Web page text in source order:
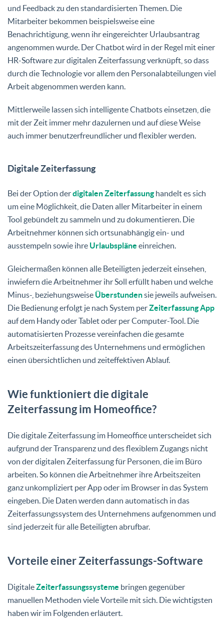
und Feedback zu den standardisierten Themen. Die
Mitarbeiter bekommen beispielsweise eine
Benachrichtigung, wenn ihr eingereichter Urlaubsantrag
angenommen wurde. Der Chatbot wird in der Regel mit einer
HR-Software zur digitalen Zeiterfassung verknüpft, so dass
durch die Technologie vor allem den Personalabteilungen viel
Arbeit abgenommen werden kann.
Mittlerweile lassen sich intelligente Chatbots einsetzen, die
mit der Zeit immer mehr dazulernen und auf diese Weise
auch immer benutzerfreundlicher und flexibler werden.
Digitale Zeiterfassung
Bei der Option derdigitalen Zeiterfassunghandelt es sich
um eine Möglichkeit, die Daten aller Mitarbeiter in einem
Tool gebündelt zu sammeln und zu dokumentieren. Die
Arbeitnehmer können sich ortsunabhängig ein- und
ausstempeln sowie ihre Urlaubspläne einreichen.
Gleichermaßen können alle Beteiligten jederzeit einsehen,
inwiefern die Arbeitnehmer ihr Soll erfüllt haben und welche
Minus-, beziehungsweise Überstundensie jeweils aufweisen.
Die Bedienung erfolgt je nach System perZeiterfassung App
auf dem Handy oder Tablet oder per Computer-Tool. Die
automatisierten Prozesse vereinfachen die gesamte
Arbeitszeiterfassung des Unternehmens und ermöglichen
einen übersichtlichen und zeiteffektiven Ablauf.
Wie funktioniert die digitale
Zeiterfassung im Homeoffice?
Die digitale Zeiterfassung im Homeoffice unterscheidet sich
aufgrund der Transparenz und des flexiblem Zugangs nicht
von der digitalen Zeiterfassung für Personen, die im Büro
arbeiten. So können die Arbeitnehmer ihre Arbeitszeiten
ganz unkompliziert per App oder im Browser in das System
eingeben. Die Daten werden dann automatisch in das
Zeiterfassungssystem des Unternehmens aufgenommen und
sind jederzeit für alle Beteiligten abrufbar.
Vorteile einer Zeiterfassungs-Software
DigitaleZeiterfassungssysteme bringen gegenüber
manuellen Methoden viele Vorteile mit sich. Die wichtigsten
haben wir im Folgenden erläutert.